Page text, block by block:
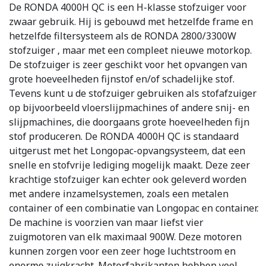
De RONDA 4000H QC is een H-klasse stofzuiger voor
zwaar gebruik. Hij is gebouwd met hetzelfde frame en
hetzelfde filtersysteem als de RONDA 2800/3300W
stofzuiger , maar met een compleet nieuwe motorkop.
De stofzuiger is zeer geschikt voor het opvangen van
grote hoeveelheden fijnstof en/of schadelijke stof.
Tevens kunt u de stofzuiger gebruiken als stofafzuiger
op bijvoorbeeld vloerslijpmachines of andere snij- en
slijpmachines, die doorgaans grote hoeveelheden fijn
stof produceren. De RONDA 4000H QC is standaard
uitgerust met het Longopac-opvangsysteem, dat een
snelle en stofvrije lediging mogelijk maakt. Deze zeer
krachtige stofzuiger kan echter ook geleverd worden
met andere inzamelsystemen, zoals een metalen
container of een combinatie van Longopac en container.
De machine is voorzien van maar liefst vier
zuigmotoren van elk maximaal 900W. Deze motoren
kunnen zorgen voor een zeer hoge luchtstroom en